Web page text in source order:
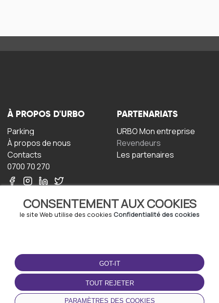
CONSENTEMENT AUX COOKIES
le site Web utilise des cookies Confidentialité des cookies
GOT-IT
TOUT REJETER
PARAMÈTRES DES COOKIES
À PROPOS D'URBO
Parking
À propos de nous
Contacts
0700 70 270
PARTENARIATS
URBO Mon entreprise
Revendeurs
Les partenaires
TERMS-OF-USE
Termes et conditions
Politique de confidentialité
Politique relative aux
cookies
TÉLÉCHARGEZ
L'APPLICATION